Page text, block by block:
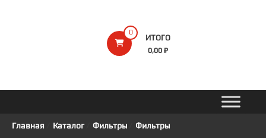
0
ИТОГО
0,00 ₽
Главная Каталог/ Фильтры/
Фильтры